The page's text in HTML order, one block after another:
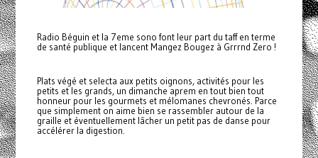
Radio Béguin et la 7eme sono font leur part du taff en terme
de santé publique et lancent Mangez Bougez à Grrrnd Zero !
Plats végé et selecta aux petits oignons, activités pour les
petits et les grands, un dimanche aprem en tout bien tout
honneur pour les gourmets et mélomanes chevronés. Parce
que simplement on aime bien se rassembler autour de la
graille et éventuellement lâcher un petit pas de danse pour
accélérer la digestion.